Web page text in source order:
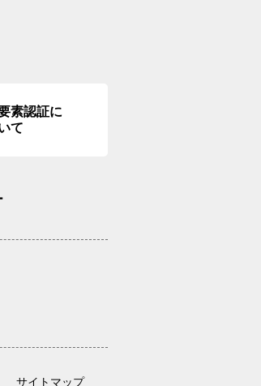
素認証に
て
サイトマップ